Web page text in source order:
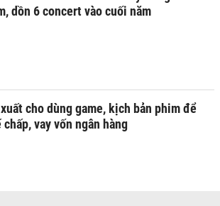
dồn 6 concert vào cuối năm
cho dùng game, kịch bản phim để
chấp, vay vốn ngân hàng